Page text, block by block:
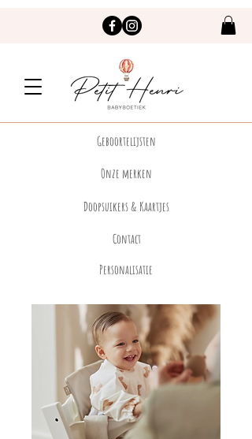
Geboortelijsten
Onze merken
Doopsuikers & Kaartjes
Contact
Personalisatie